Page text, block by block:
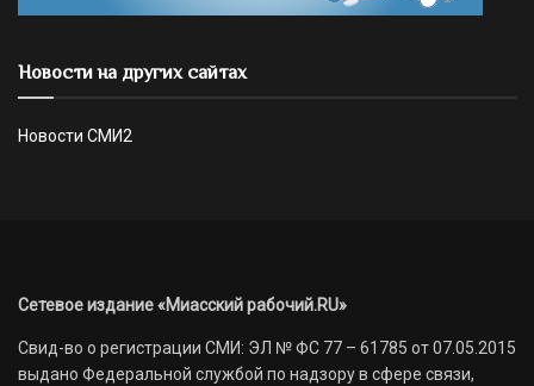
Новости на других сайтах
Новости СМИ2
Сетевое издание «Миасский рабочий.RU»
Свид-во о регистрации СМИ: ЭЛ № ФС 77 – 61785 от 07.05.2015
выдано Федеральной службой по надзору в сфере связи,